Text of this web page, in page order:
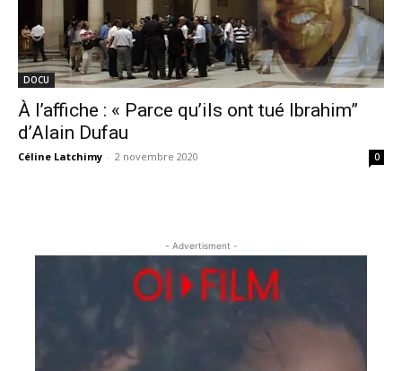
DOCU
À l’affiche : « Parce qu’ils ont tué Ibrahim”
d’Alain Dufau
Céline Latchimy - 2 novembre 2020 0
- Advertisment -